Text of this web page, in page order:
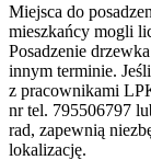
Miejsca do
mieszkańcy mogli
Posadzenie
innym terminie.
z pracownikami
nr tel. 795506797
rad, zapewnią
lokalizację.